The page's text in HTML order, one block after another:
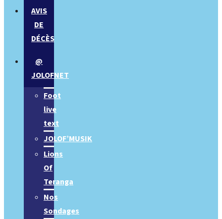
AVIS
DE
DÉCÈS
@
JOLOFNET
Foot
live
text
JOLOF’MUSIK
Lions
Of
Teranga
Nos
Sondages